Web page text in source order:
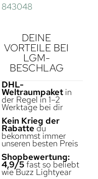
843048
DEINE
VORTEILE BEI
LGM-
BESCHLAG
DHL-
Weltraumpaketin
der Regel in 1–2
Werktage bei dir
Kein Krieg der
Rabattedu
bekommst immer
unseren besten Preis
Shopbewertung:
4,9/5fast so beliebt
wie Buzz Lightyear